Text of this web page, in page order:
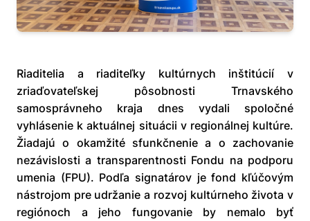
Riaditelia a riaditeľky kultúrnych inštitúcií v
zriaďovateľskej pôsobnosti Trnavského
samosprávneho kraja dnes vydali spoločné
vyhlásenie k aktuálnej situácii v regionálnej kultúre.
Žiadajú o okamžité sfunkčnenie a o zachovanie
nezávislosti a transparentnosti Fondu na podporu
umenia (FPU). Podľa signatárov je fond kľúčovým
nástrojom pre udržanie a rozvoj kultúrneho života v
regiónoch a jeho fungovanie by nemalo byť